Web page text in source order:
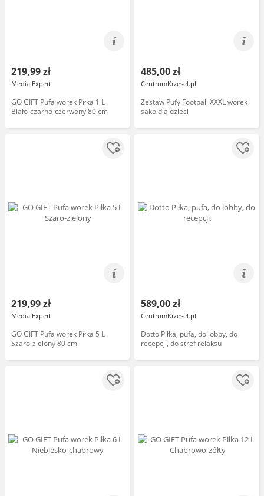
219,99 zł
Media Expert
GO GIFT Pufa worek Piłka 1 L
Biało-czarno-czerwony 80 cm
485,00 zł
CentrumKrzesel.pl
Zestaw Pufy Football XXXL worek
sako dla dzieci
219,99 zł
Media Expert
GO GIFT Pufa worek Piłka 5 L
Szaro-zielony 80 cm
589,00 zł
CentrumKrzesel.pl
Dotto Piłka, pufa, do lobby, do
recepcji, do stref relaksu